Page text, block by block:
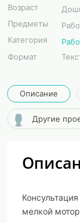
Возраст
Предметы
Категория
Формат
Описание
Другие
мелкой